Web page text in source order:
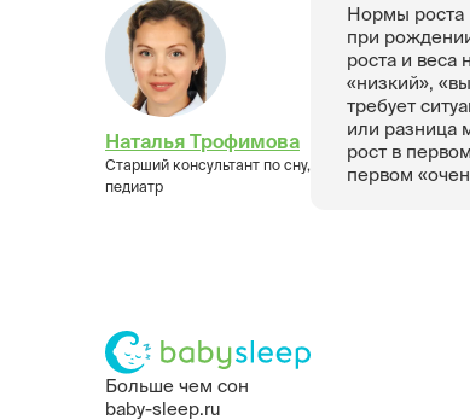
Наталья Трофимова
Старший консультант по сну,
педиатр
Нормы роста
при
роста и веса
«низкий»,
требует
или разница
рост в
первом
Больше чем сон
baby-sleep.ru